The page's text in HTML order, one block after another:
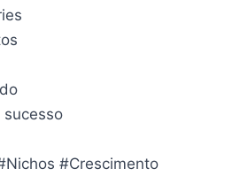
sucesso
#Crescimento